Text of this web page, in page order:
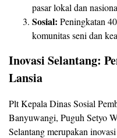
pasar lokal dan
Sosial: Peningkatan
komunitas seni dan
Inovasi Selantang:
Lansia
Plt Kepala Dinas Sosial
Banyuwangi, Puguh Setyo
Selantang merupakan